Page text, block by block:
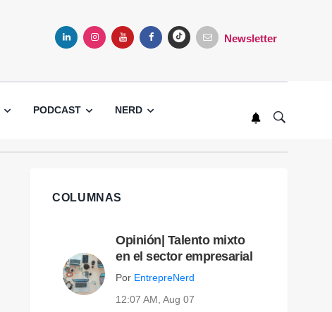
Newsletter
PODCAST NERD
COLUMNAS
Opinión| Talento mixto
en el sector empresarial
Por EntrepreNerd
12:07 AM, Aug 07